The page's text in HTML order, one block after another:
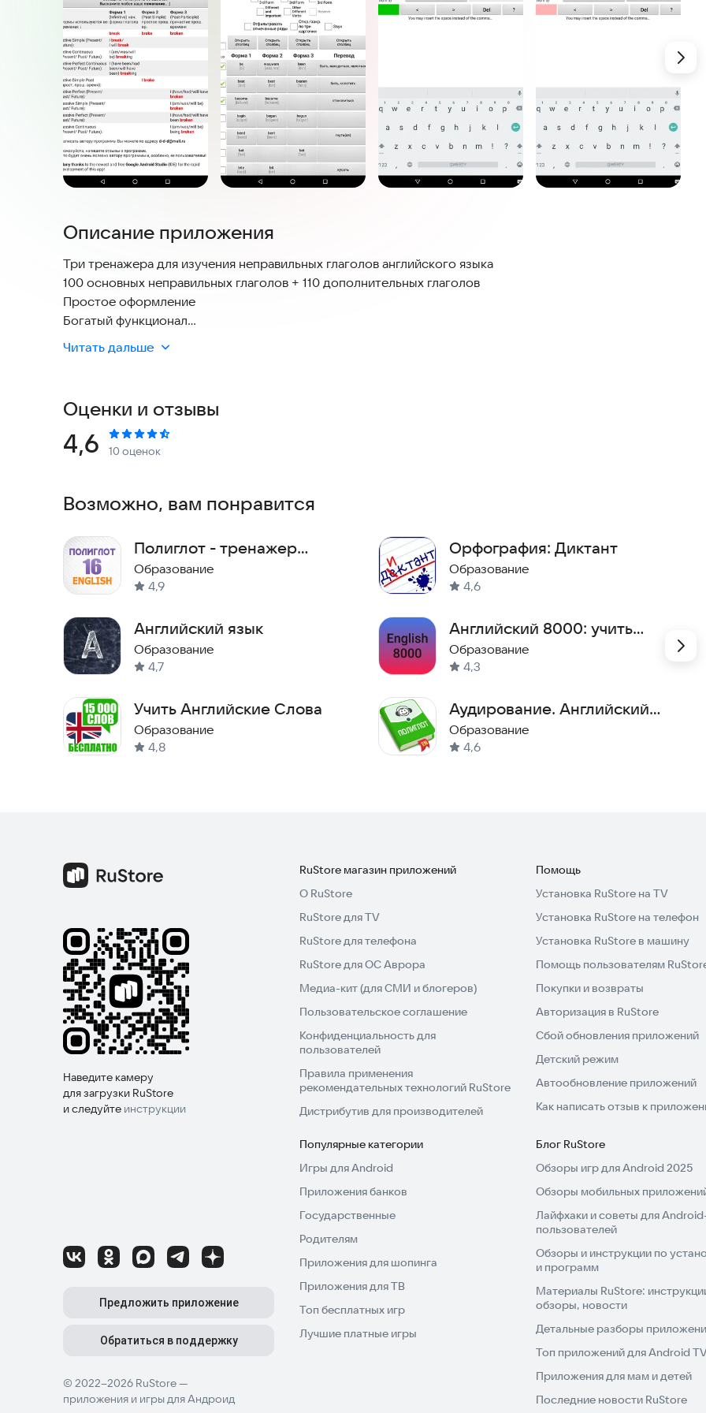
Описание приложения
Три тренажера для изучения неправильных глаголов английского языка
100 основных неправильных глаголов + 110 дополнительных глаголов
Простое оформление
Богатый функционал
Очень компактное приложение
Читать дальше
Оценки и отзывы
Рейтинг:
4,6 10 оценок
Возможно, вам понравится
Полиглот - тренажер
английского за 16 уроков
Образование
4,9
Английский язык
Образование
4,7
Учить Английские Слова
Образование
4,8
Орфография: Диктант
Образование
4,6
Английский 8000: учить
слова
Образование
4,3
Аудирование. Английский
язык
Образование
4,6
Наведите камеру
для загрузки RuStore
и следуйте инструкции
© 2022–2026 RuStore —
приложения и игры для Андроид
Предложить приложение
Обратиться в поддержку
RuStore магазин приложений
О RuStore
RuStore для TV
RuStore для телефона
RuStore для ОС Аврора
Медиа-кит (для СМИ и блогеров)
Пользовательское соглашение
Конфиденциальность для
пользователей
Правила применения
рекомендательных технологий RuStore
Дистрибутив для производителей
Помощь
Установка RuStore на TV
Установка RuStore на телефон
Установка RuStore в машину
Помощь пользователям
Покупки и возвраты
Авторизация в RuStore
Сбой обновления приложений
Детский режим
Автообновление приложений
Как написать отзыв к
Популярные категории
Игры для Android
Приложения банков
Государственные
Родителям
Приложения для шопинга
Приложения для ТВ
Топ бесплатных игр
Лучшие платные игры
Блог RuStore
Обзоры игр для Android 2025
Обзоры мобильных
Лайфхаки и советы для
пользователей
Обзоры и инструкции по
и программ
Материалы RuStore:
обзоры, новости
Детальные разборы
Топ приложений для Android
Приложения для мам и детей
Последние новости RuStore